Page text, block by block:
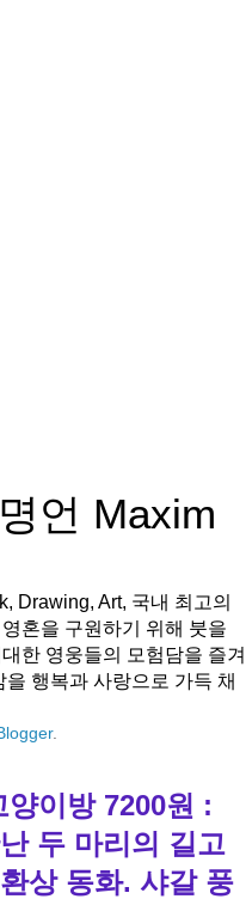
언 Maxim
Drawing, Art, 국내 최고의
혼을 구원하기 위해 붓을
한 영웅들의 모험담을 즐겨
행복과 사랑으로 가득 채
.
이방 7200원 :
두 마리의 길고
상 동화. 샤갈 풍